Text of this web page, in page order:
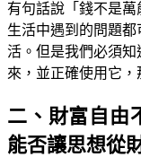
有句話說「錢不是
生活中遇到的問題
活。但是我們必須
來，並正確使用它，
二、財富自由
能否讓思想從